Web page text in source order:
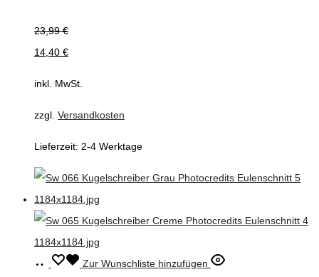
Optionen
können
Produktseite
23,99€
14,40 €
inkl. MwSt.
zzgl. Versandkosten
Lieferzeit: 2-4 Werktage
In
Zur Wunschliste hinzufügen